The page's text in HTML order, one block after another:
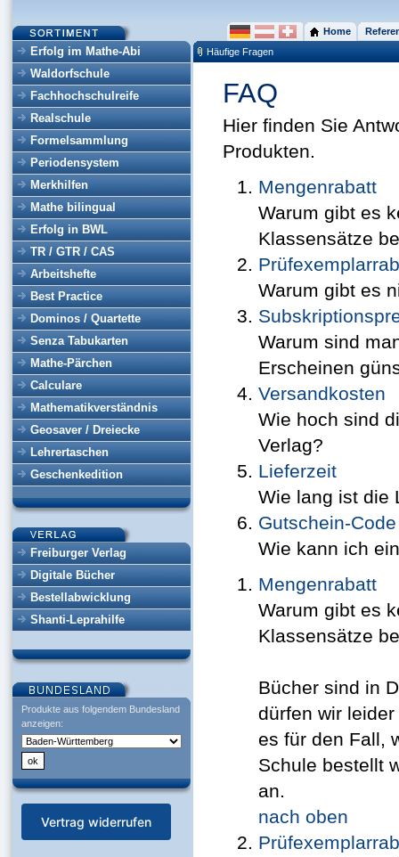
Erfolg im Mathe-Abi
Waldorfschule
Fachhochschulreife
Realschule
Formelsammlung
Periodensystem
Merkhilfen
Mathe bilingual
Erfolg in BWL
TR / GTR / CAS
Arbeitshefte
Best Practice
Dominos / Quartette
Senza Tabukarten
Mathe-Pärchen
Calculare
Mathematikverständnis
Geosaver / Dreiecke
Lehrertaschen
Geschenkedition
Freiburger Verlag
Digitale Bücher
Bestellabwicklung
Shanti-Leprahilfe
Produkte aus folgendem Bundesland
anzeigen:
Vertrag widerrufen
Home
Häufige Fragen
FAQ
Hier finden Sie
Produkten.
Mengenrabatt
Warum gibt es
Klassensätze
Warum gibt es
Warum sind
Erscheinen
Versandkosten
Wie hoch sind
Verlag?
Lieferzeit
Wie lang ist die
Gutschein-Code
Wie kann ich
Mengenrabatt
Warum gibt es
Klassensätze
Bücher sind in
dürfen wir
es für den Fall,
Schule bestellt
an.
nach oben